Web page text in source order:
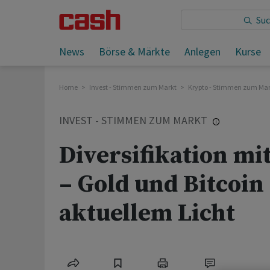
News Börse & Märkte Anlegen Kurse
Sie lesen:
Home Invest - Stimmen zum Markt Krypto - Stimmen zum
INVEST - STIMMEN ZUM MARKT
Diversifikation
– Gold und
aktuellem Licht